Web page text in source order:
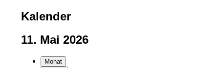
Kalender
11. Mai 2026
Monat